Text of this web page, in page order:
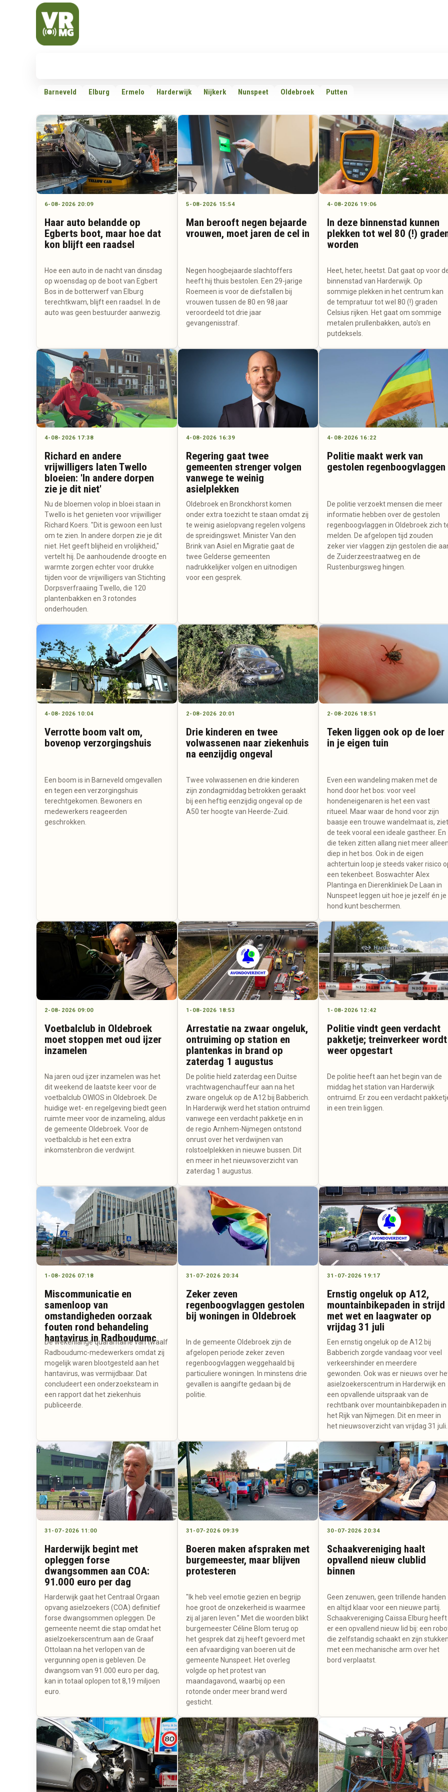
Veluwe Randmeer Mediagroep
VRMG, de omroep voor de Noord-West Veluwe
Barneveld Elburg Ermelo Harderwijk Nijkerk Nunspeet Oldebroek Putten
6-08-2026 20:09
Haar auto belandde op
Egberts boot, maar hoe dat
kon blijft een raadsel
Hoe een auto in de nacht van dinsdag
op woensdag op de boot van Egbert
Bos in de botterwerf van Elburg
terechtkwam, blijft een raadsel. In de
auto was geen bestuurder aanwezig.
5-08-2026 15:54
Man berooft negen bejaarde
vrouwen, moet jaren de cel in
Negen hoogbejaarde slachtoffers
heeft hij thuis bestolen. Een 29-jarige
Roemeen is voor de diefstallen bij
vrouwen tussen de 80 en 98 jaar
veroordeeld tot drie jaar
gevangenisstraf.
4-08-2026 19:06
In deze binnenstad kunnen
plekken tot wel 80 (!)
worden
Heet, heter, heetst. Dat gaat op voor
binnenstad van Harderwijk. Op
sommige plekken in het centrum kan
de tempratuur tot wel 80 (!) graden
Celsius rijken. Het gaat om sommige
metalen prullenbakken, auto's en
putdeksels.
4-08-2026 17:38
Richard en andere
vrijwilligers laten Twello
bloeien: 'In andere dorpen
zie je dit niet'
Nu de bloemen volop in bloei staan in
Twello is het genieten voor vrijwilliger
Richard Koers. "Dit is gewoon een lust
om te zien. In andere dorpen zie je dit
niet. Het geeft blijheid en vrolijkheid,"
vertelt hij. De aanhoudende droogte en
warmte zorgen echter voor drukke
tijden voor de vrijwilligers van Stichting
Dorpsverfraaiing Twello, die 120
plantenbakken en 3 rotondes
onderhouden.
4-08-2026 16:39
Regering gaat twee
gemeenten strenger volgen
vanwege te weinig
asielplekken
Oldebroek en Bronckhorst komen
onder extra toezicht te staan omdat zij
te weinig asielopvang regelen volgens
de spreidingswet. Minister Van den
Brink van Asiel en Migratie gaat de
twee Gelderse gemeenten
nadrukkelijker volgen en uitnodigen
voor een gesprek.
4-08-2026 16:22
Politie maakt werk van
gestolen regenboogvlaggen
De politie verzoekt mensen die meer
informatie hebben over de gestolen
regenboogvlaggen in Oldebroek zich
melden. De afgelopen tijd zouden
zeker vier vlaggen zijn gestolen die
de Zuiderzeestraatweg en de
Rustenburgsweg hingen.
4-08-2026 10:04
Verrotte boom valt om,
bovenop verzorgingshuis
Een boom is in Barneveld omgevallen
en tegen een verzorgingshuis
terechtgekomen. Bewoners en
medewerkers reageerden
geschrokken.
2-08-2026 20:01
Drie kinderen en twee
volwassenen naar ziekenhuis
na eenzijdig ongeval
Twee volwassenen en drie kinderen
zijn zondagmiddag betrokken geraakt
bij een heftig eenzijdig ongeval op de
A50 ter hoogte van Heerde-Zuid.
2-08-2026 18:51
Teken liggen ook op de loer
in je eigen tuin
Even een wandeling maken met de
hond door het bos: voor veel
hondeneigenaren is het een vast
ritueel. Maar waar de hond voor zijn
baasje een trouwe wandelmaat is,
de teek vooral een ideale gastheer. En
die teken zitten allang niet meer
diep in het bos. Ook in de eigen
achtertuin loop je steeds vaker risico
een tekenbeet. Boswachter Alex
Plantinga en Dierenkliniek De Laan in
Nunspeet leggen uit hoe je jezelf én je
hond kunt beschermen.
2-08-2026 09:00
Voetbalclub in Oldebroek
moet stoppen met oud ijzer
inzamelen
Na jaren oud ijzer inzamelen was het
dit weekend de laatste keer voor de
voetbalclub OWIOS in Oldebroek. De
huidige wet- en regelgeving biedt geen
ruimte meer voor de inzameling, aldus
de gemeente Oldebroek. Voor de
voetbalclub is het een extra
inkomstenbron die verdwijnt.
1-08-2026 18:53
Arrestatie na zwaar ongeluk,
ontruiming op station en
plantenkas in brand op
zaterdag 1 augustus
De politie hield zaterdag een Duitse
vrachtwagenchauffeur aan na het
zware ongeluk op de A12 bij Babberich.
In Harderwijk werd het station ontruimd
vanwege een verdacht pakketje en in
de regio Arnhem-Nijmegen ontstond
onrust over het verdwijnen van
rolstoelplekken in nieuwe bussen. Dit
en meer in het nieuwsoverzicht van
zaterdag 1 augustus.
1-08-2026 12:42
Politie vindt geen verdacht
pakketje; treinverkeer wordt
weer opgestart
De politie heeft aan het begin van de
middag het station van Harderwijk
ontruimd. Er zou een verdacht
in een trein liggen.
1-08-2026 07:18
Miscommunicatie en
samenloop van
omstandigheden oorzaak
fouten rond behandeling
hantavirus in Radboudumc
De wekenlange quarantaine van twaalf
Radboudumc-medewerkers omdat zij
mogelijk waren blootgesteld aan het
hantavirus, was vermijdbaar. Dat
concludeert een onderzoeksteam in
een rapport dat het ziekenhuis
publiceerde.
31-07-2026 20:34
Zeker zeven
regenboogvlaggen gestolen
bij woningen in Oldebroek
In de gemeente Oldebroek zijn de
afgelopen periode zeker zeven
regenboogvlaggen weggehaald bij
particuliere woningen. In minstens drie
gevallen is aangifte gedaan bij de
politie.
31-07-2026 19:17
Ernstig ongeluk op A12,
mountainbikepaden in strijd
met wet en laagwater op
vrijdag 31 juli
Een ernstig ongeluk op de A12 bij
Babberich zorgde vandaag voor veel
verkeershinder en meerdere
gewonden. Ook was er nieuws over
asielzoekerscentrum in Harderwijk en
een opvallende uitspraak van de
rechtbank over mountainbikepaden in
het Rijk van Nijmegen. Dit en meer in
het nieuwsoverzicht van vrijdag 31 juli.
31-07-2026 11:00
Harderwijk begint met
opleggen forse
dwangsommen aan COA:
91.000 euro per dag
Harderwijk gaat het Centraal Orgaan
opvang asielzoekers (COA) definitief
forse dwangsommen opleggen. De
gemeente neemt die stap omdat het
asielzoekerscentrum aan de Graaf
Ottolaan na het verlopen van de
vergunning open is gebleven. De
dwangsom van 91.000 euro per dag,
kan in totaal oplopen tot 8,19 miljoen
euro.
31-07-2026 09:39
Boeren maken afspraken met
burgemeester, maar blijven
protesteren
"Ik heb veel emotie gezien en begrijp
hoe groot de onzekerheid is waarmee
zij al jaren leven.” Met die woorden blikt
burgemeester Céline Blom terug op
het gesprek dat zij heeft gevoerd met
een afvaardiging van boeren uit de
gemeente Nunspeet. Het overleg
volgde op het protest van
maandagavond, waarbij op een
rotonde onder meer brand werd
gesticht.
30-07-2026 20:34
Schaakvereniging haalt
opvallend nieuw clublid
binnen
Geen zenuwen, geen trillende handen
en altijd klaar voor een nieuwe partij.
Schaakvereniging Caïssa Elburg heeft
er een opvallend nieuw lid bij: een
die zelfstandig schaakt en zijn
met een mechanische arm over het
bord verplaatst.